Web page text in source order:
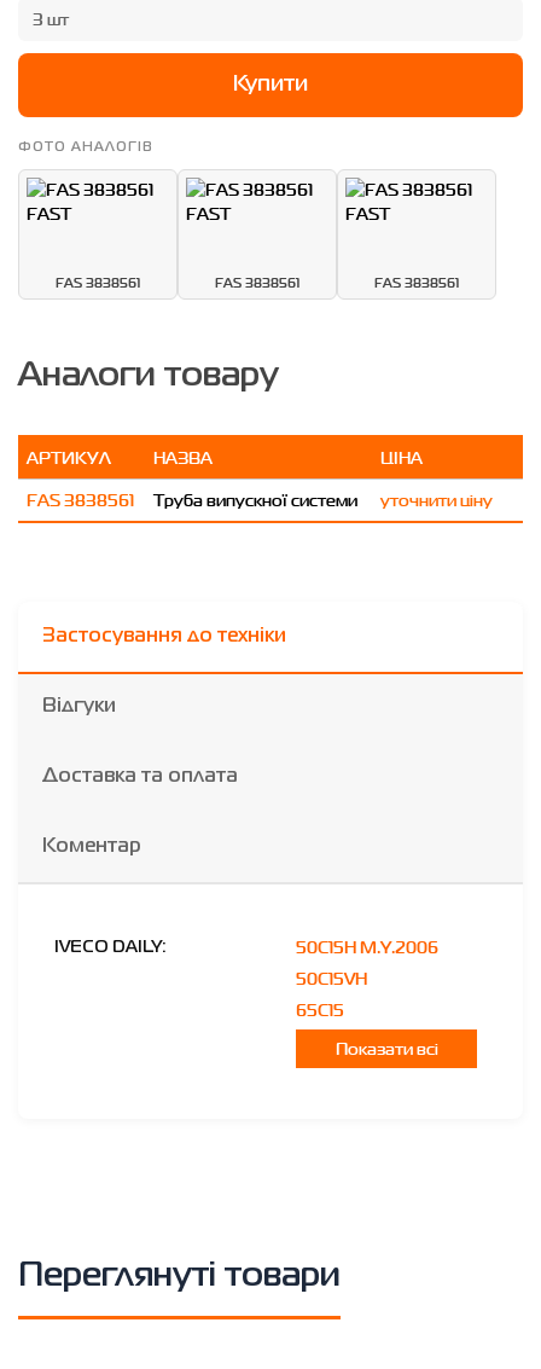
3 шт
Купити
ФОТО АНАЛОГІВ
FAS 3838561 FAS 3838561 FAS 3838561
Аналоги товару
АРТИКУЛ НАЗВА
ЦІНА
FAS 3838561
Труба випускної системи уточнити ціну
Застосування до техніки
Відгуки
Доставка та оплата
Коментар
IVECO DAILY:
50C15H M.Y.2006
50C15VH
65C15
Показати всі
Переглянуті товари